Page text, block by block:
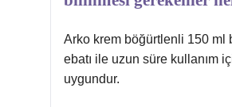
Arko krem böğürtlenli 150 ml
ebatı ile uzun süre kullanım
uygundur.